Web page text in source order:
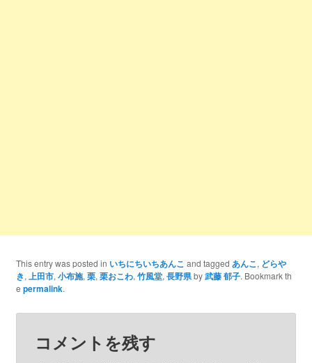
This entry was posted in いちにちいちあんこ and tagged あんこ, どらや
き, 上田市, 小布施, 栗, 栗おこわ, 竹風堂, 長野県by武藤 郁子. Bookmark th
e permalink.
コメントを残す